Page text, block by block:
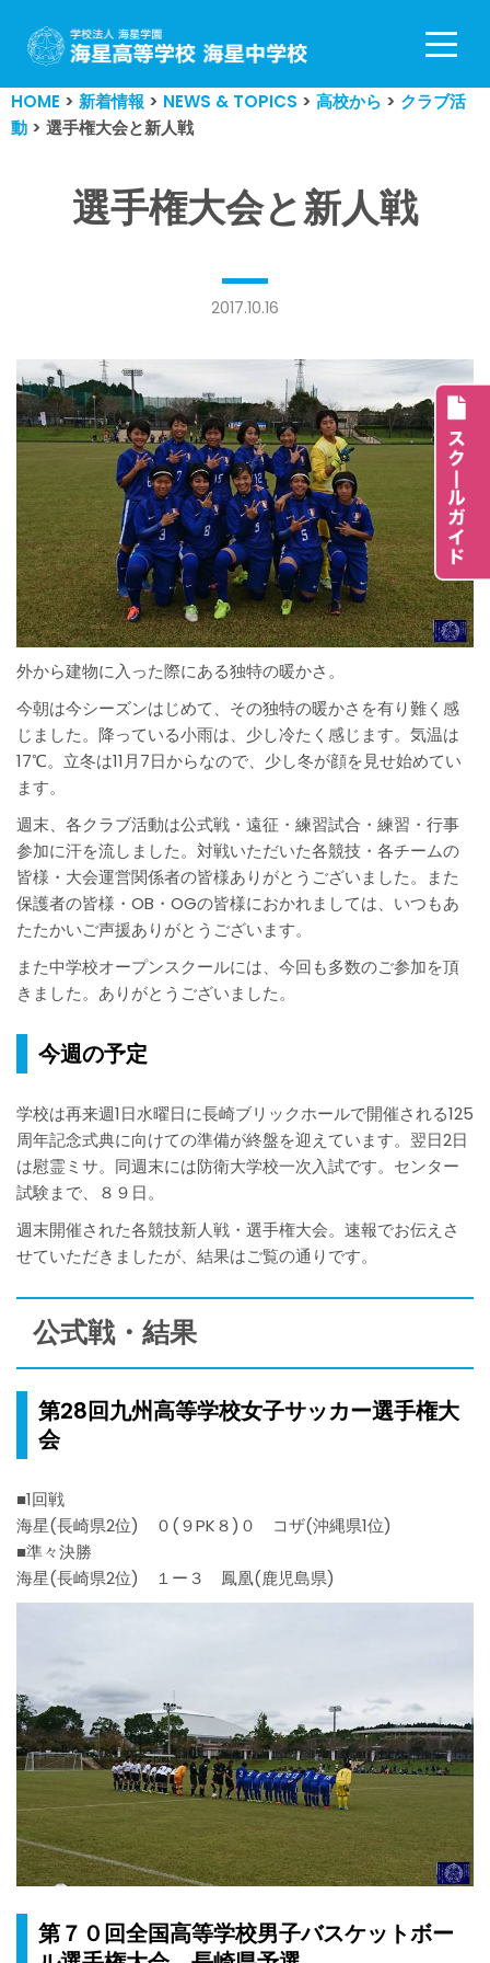
コ
ン
テ
ン
HOME > 新着情報 > NEWS & TOPICS > 高校から > クラブ活
動 > 選手権大会と新人戦
選手権大会と新人戦
2017.10.16
外から建物に入った際にある独特の暖かさ。
今朝は今シーズンはじめて、その独特の暖かさを有り難く感
じました。降っている小雨は、少し冷たく感じます。気温は
17℃。立冬は11月7日からなので、少し冬が顔を見せ始めてい
ます。
週末、各クラブ活動は公式戦・遠征・練習試合・練習・行事
参加に汗を流しました。対戦いただいた各競技・各チームの
皆様・大会運営関係者の皆様ありがとうございました。また
保護者の皆様・OB・OGの皆様におかれましては、いつもあ
たたかいご声援ありがとうございます。
また中学校オープンスクールには、今回も多数のご参加を頂
きました。ありがとうございました。
今週の予定
学校は再来週1日水曜日に長崎ブリックホールで開催される125
周年記念式典に向けての準備が終盤を迎えています。翌日2日
は慰霊ミサ。同週末には防衛大学校一次入試です。センター
試験まで、８９日。
週末開催された各競技新人戦・選手権大会。速報でお伝えさ
せていただきましたが、結果はご覧の通りです。
公式戦・結果
第28回九州高等学校女子サッカー選手権大
会
■1回戦
海星(長崎県2位) ０(９PK８)０ コザ(沖縄県1位)
■準々決勝
海星(長崎県2位) １ー３ 鳳凰(鹿児島県)
第７０回全国高等学校男子バスケットボー